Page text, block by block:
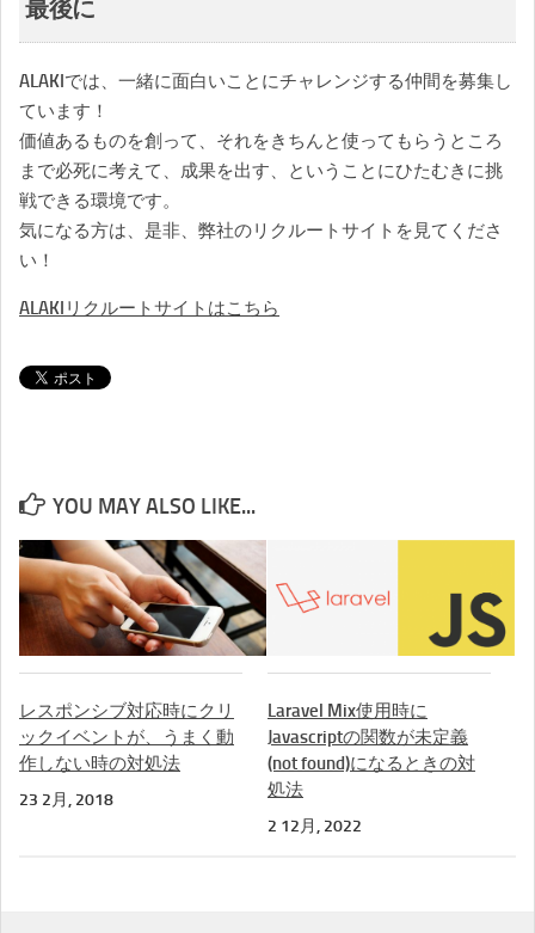
最後に
ALAKIでは、一緒に面白いことにチャレンジする仲間を募集し
ています！
価値あるものを創って、それをきちんと使ってもらうところ
まで必死に考えて、成果を出す、ということにひたむきに挑
戦できる環境です。
気になる方は、是非、弊社のリクルートサイトを見てくださ
い！
ALAKIリクルートサイトはこちら
YOU MAY ALSO LIKE...
レスポンシブ対応時にクリ
ックイベントが、うまく動
作しない時の対処法
23 2月, 2018
Laravel Mix使用時に
Javascriptの関数が未定義
(not found)になるときの対
処法
2 12月, 2022